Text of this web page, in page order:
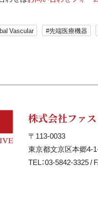
Vascular #先端医療機器
株式会社ファ
〒113-0033
東京都文京区本郷4-
TEL：03-5842-3325 /